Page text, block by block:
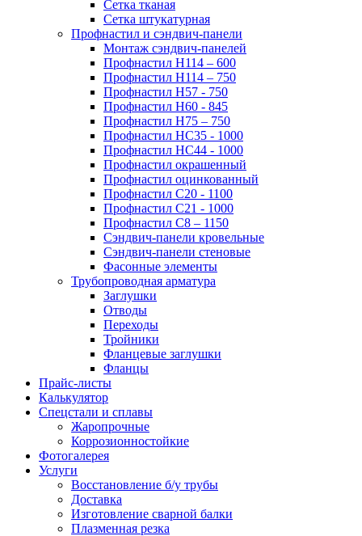
Сетка тканая
Сетка штукатурная
Профнастил и сэндвич-панели
Монтаж сэндвич-панелей
Профнастил Н114 – 600
Профнастил Н114 – 750
Профнастил Н57 - 750
Профнастил Н60 - 845
Профнастил Н75 – 750
Профнастил НС35 - 1000
Профнастил НС44 - 1000
Профнастил окрашенный
Профнастил оцинкованный
Профнастил С20 - 1100
Профнастил С21 - 1000
Профнастил С8 – 1150
Сэндвич-панели кровельные
Сэндвич-панели стеновые
Фасонные элементы
Трубопроводная арматура
Заглушки
Отводы
Переходы
Тройники
Фланцевые заглушки
Фланцы
Прайс-листы
Калькулятор
Спецстали и сплавы
Жаропрочные
Коррозионностойкие
Фотогалерея
Услуги
Восстановление б/у трубы
Доставка
Изготовление сварной балки
Плазменная резка